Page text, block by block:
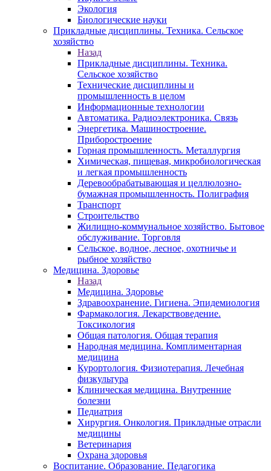
Экология
Биологические науки
Прикладные дисциплины. Техника. Сельское
хозяйство
Назад
Прикладные дисциплины. Техника.
Сельское хозяйство
Технические дисциплины и
промышленность в целом
Информационные технологии
Автоматика. Радиоэлектроника. Связь
Энергетика. Машиностроение.
Приборостроение
Горная промышленность. Металлургия
Химическая, пищевая, микробиологическая
и легкая промышленность
Деревообрабатывающая и целлюлозно-
бумажная промышленность. Полиграфия
Транспорт
Строительство
Жилищно-коммунальное хозяйство. Бытовое
обслуживание. Торговля
Сельское, водное, лесное, охотничье и
рыбное хозяйство
Медицина. Здоровье
Назад
Медицина. Здоровье
Здравоохранение. Гигиена. Эпидемиология
Фармакология. Лекарствоведение.
Токсикология
Общая патология. Общая терапия
Народная медицина. Комплиментарная
медицина
Курортология. Физиотерапия. Лечебная
физкультура
Клиническая медицина. Внутренние
болезни
Педиатрия
Хирургия. Онкология. Прикладные отрасли
медицины
Ветеринария
Охрана здоровья
Воспитание. Образование. Педагогика